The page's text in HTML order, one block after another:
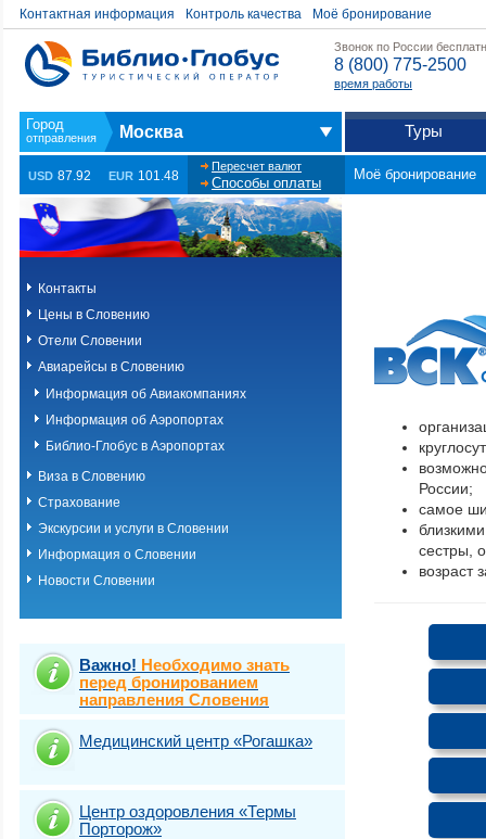
Контактная информация Контроль качества Моё бронирование
Звонок по России
8 (800) 775-2500
время работы
Москва Туры
USD 87.92 EUR 101.48
Пересчет валют
Способы оплаты
Моё бронирование
Контакты
Цены в Словению
Отели Словении
Авиарейсы в Словению
Информация об Авиакомпаниях
Информация об Аэропортах
Библио-Глобус в Аэропортах
Виза в Словению
Страхование
Экскурсии и услуги в Словении
Информация о Словении
Новости Словении
Важно! Необходимо знать
перед бронированием
направления Словения
Медицинский центр «Рогашка»
Центр оздоровления «Термы
Порторож»
России;
самое
сестры,
возраст